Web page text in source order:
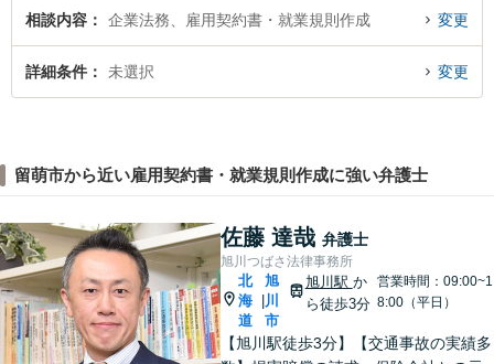
相談内容 企業法務、雇用契約書・就業規則作成 変更
詳細条件 未選択 変更
留萌市から近い雇用契約書・就業規則作成に強い弁護士
佐藤 達哉 弁護士
旭川つばさ法律事務所
北
海
道
旭
川
市
旭川駅 か
ら徒歩3分
営業時間：09:00~1
8:00（平日）
【旭川駅徒歩3分】【交通事故の実績多